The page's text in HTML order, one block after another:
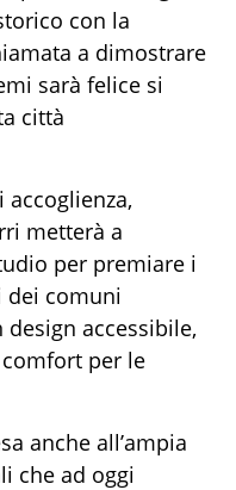
con la
a dimostrare
sarà felice si
città
metterà a
per premiare i
dei comuni
accessibile,
per le
anche all’ampia
che ad oggi